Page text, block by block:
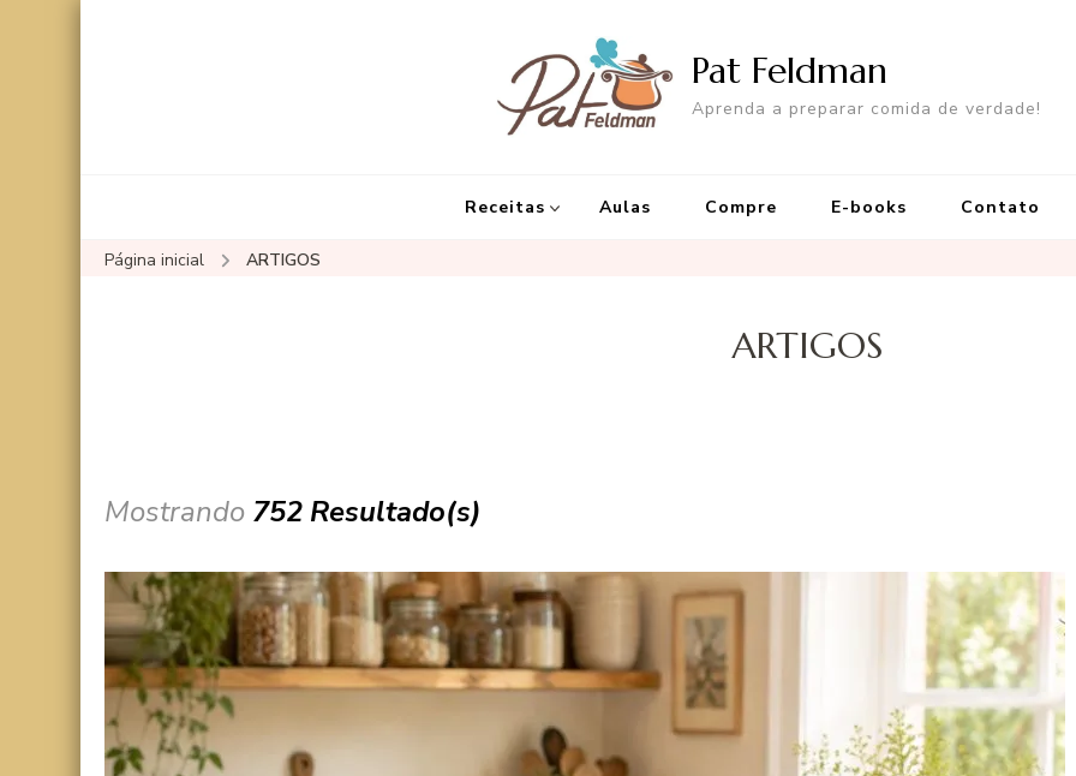
Pat Feldman
Aprenda a preparar comida de verdade!
Receitas Aulas Compre E-books Contato
Página inicial ARTIGOS
ARTIGOS
Mostrando 752 Resultado(s)